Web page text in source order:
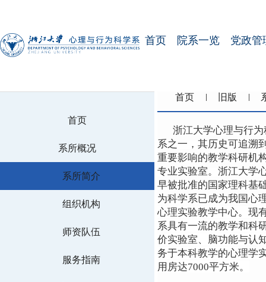
首页 院系一览 党政管
首页
系所概况
系所简介
组织机构
师资队伍
服务指南
首页 旧版
浙江大学心理与行
系之一，其历史可追溯
重要影响的教学科研机
专业实验室。浙江大学
早被批准的国家理科基
为科学系已成为我国心
心理实验教学中心。现
系具有一流的教学和科
价实验室、脑功能与认
务于本科教学的心理学
用房达7000平方米。